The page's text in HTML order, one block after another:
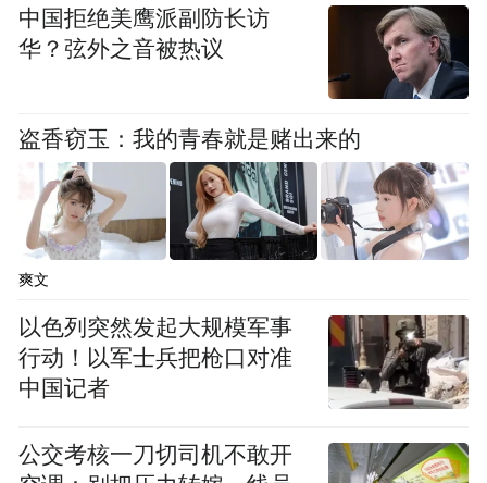
中国拒绝美鹰派副防长访
华？弦外之音被热议
盗香窃玉：我的青春就是赌出来的
爽文
以色列突然发起大规模军事
行动！以军士兵把枪口对准
中国记者
公交考核一刀切司机不敢开